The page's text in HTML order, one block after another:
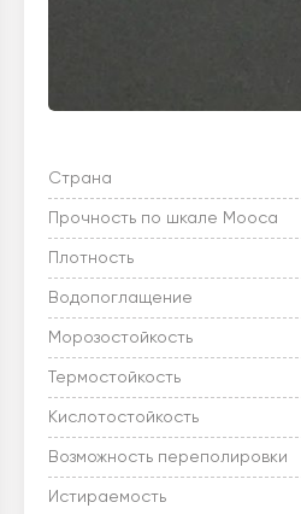
Страна
Прочность по шкале Мооса
Плотность
Водопоглащение
Морозостойкость
Термостойкость
Кислотостойкость
Возможность переполировки
Истираемость